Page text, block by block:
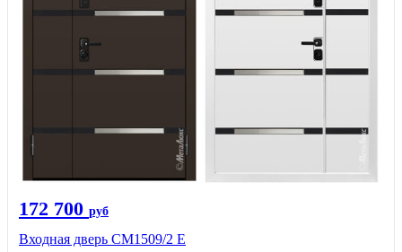
172 700 руб
Входная дверь CМ1509/2 Е